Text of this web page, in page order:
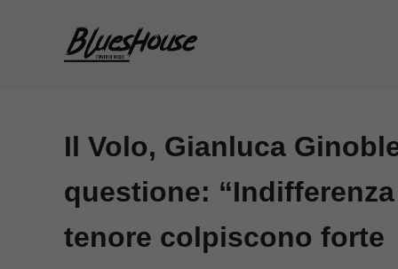
Il Volo, Gianluca
questione:
tenore colpiscono forte